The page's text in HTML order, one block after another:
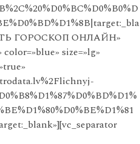
ГОРОСКОП ОНЛАЙН»
color=»blue» size=»lg»